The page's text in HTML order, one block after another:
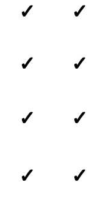
✓ ✓
✓ ✓
✓ ✓
✓ ✓